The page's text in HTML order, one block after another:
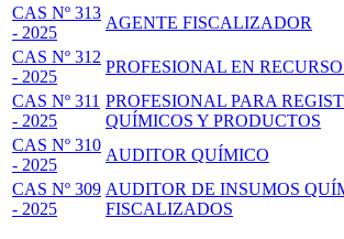
CAS Nº 313
- 2025
AGENTE FISCALIZADOR
CAS Nº 312
- 2025
PROFESIONAL EN
CAS Nº 311
- 2025
PROFESIONAL PARA
QUÍMICOS Y PRODUCTOS
CAS Nº 310
- 2025
AUDITOR QUÍMICO
CAS Nº 309
- 2025
AUDITOR DE INSUMOS
FISCALIZADOS